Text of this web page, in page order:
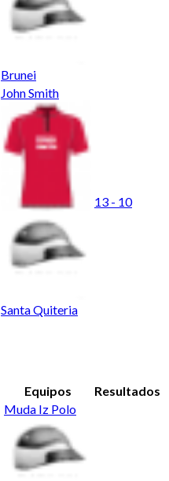
Brunei
John Smith
Santa Quiteria
13 - 10
Equipos Resultados
Muda Iz Polo